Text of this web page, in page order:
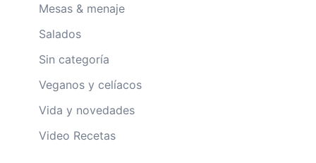
Mesas & menaje
Salados
Sin categoría
Veganos y celíacos
Vida y novedades
Video Recetas